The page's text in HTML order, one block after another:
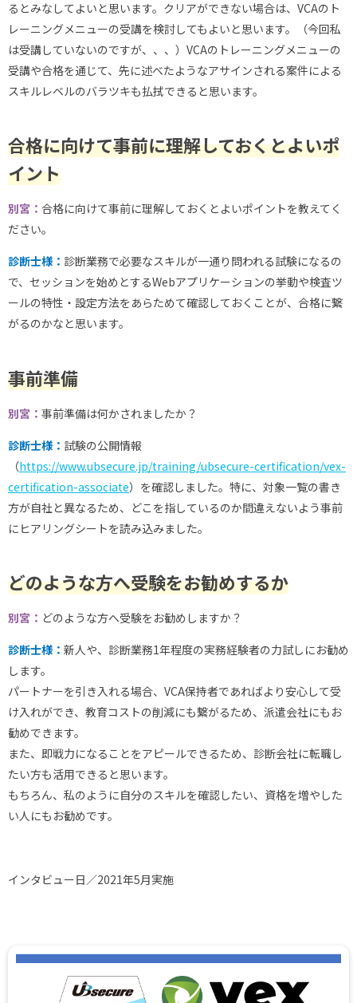
るとみなしてよいと思います。クリアができない場合は、VCAのト
レーニングメニューの受講を検討してもよいと思います。（今回私
は受講していないのですが、、、）VCAのトレーニングメニューの
受講や合格を通じて、先に述べたようなアサインされる案件による
スキルレベルのバラツキも払拭できると思います。
合格に向けて事前に理解しておくとよいポ
イント
別宮： 合格に向けて事前に理解しておくとよいポイントを教えてく
ださい。
診断士様： 診断業務で必要なスキルが一通り問われる試験になるの
で、セッションを始めとするWebアプリケーションの挙動や検査ツ
ールの特性・設定方法をあらためて確認しておくことが、合格に繋
がるのかなと思います。
事前準備
別宮： 事前準備は何かされましたか？
診断士様： 試験の公開情報
（https://www.ubsecure.jp/training/ubsecure-certification/vex-
certification-associate）を確認しました。特に、対象一覧の書き
方が自社と異なるため、どこを指しているのか間違えないよう事前
にヒアリングシートを読み込みました。
どのような方へ受験をお勧めするか
別宮： どのような方へ受験をお勧めしますか？
診断士様： 新人や、診断業務1年程度の実務経験者の力試しにお勧め
します。
パートナーを引き入れる場合、VCA保持者であればより安心して受
け入れができ、教育コストの削減にも繋がるため、派遣会社にもお
勧めできます。
また、即戦力になることをアピールできるため、診断会社に転職し
たい方も活用できると思います。
もちろん、私のように自分のスキルを確認したい、資格を増やした
い人にもお勧めです。
インタビュー日／2021年5月実施